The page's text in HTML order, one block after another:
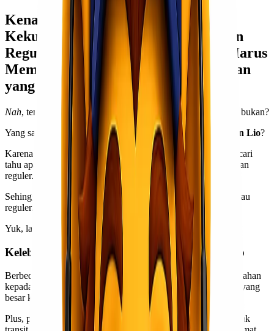
Kenali Apa Saja Kelebihan &
Kekurangan dari Layanan Kargo dan
Reguler, sehingga Kawan Lio Tahu Harus
Memilih yang Mana untuk Pengiriman
yang Lebih Aman!
Nah, tentu Kawan Lio
tidak ingin mengalami hal seperti itu, bukan?
Yang sampai di tahap merugikan finansial perusahaan
Kawan Lio?
Karena itulah
Lionel Express ingin mengajakmu untuk mencari
tahu apa saja kelebihan dan kekurangan dari layanan kargo dan
reguler.
Sehingga,
Kawan Lio
jadi tahu kira-kira lebih aman kargo atau
reguler.
Yuk, langsung saja kita bahas!
Kelebihan & Kekurangan dari Layanan Kargo
Berbeda dari yang reguler, layanan kargo memberikan kemudahan
kepada kita untuk mengirim barang yang berat dalam jumlah yang
besar ke kota, pulau, atau bahkan negara yang berbeda.
Plus, pengirimannya hanya perlu satu kali tanpa melalui banyak